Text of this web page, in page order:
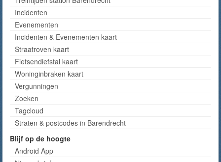
Incidenten
Evenementen
Incidenten & Evenementen kaart
Straatroven kaart
Fietsendiefstal kaart
Woninginbraken kaart
Vergunningen
Zoeken
Tagcloud
Straten & postcodes in Barendrecht
Blijf op de hoogte
Android App